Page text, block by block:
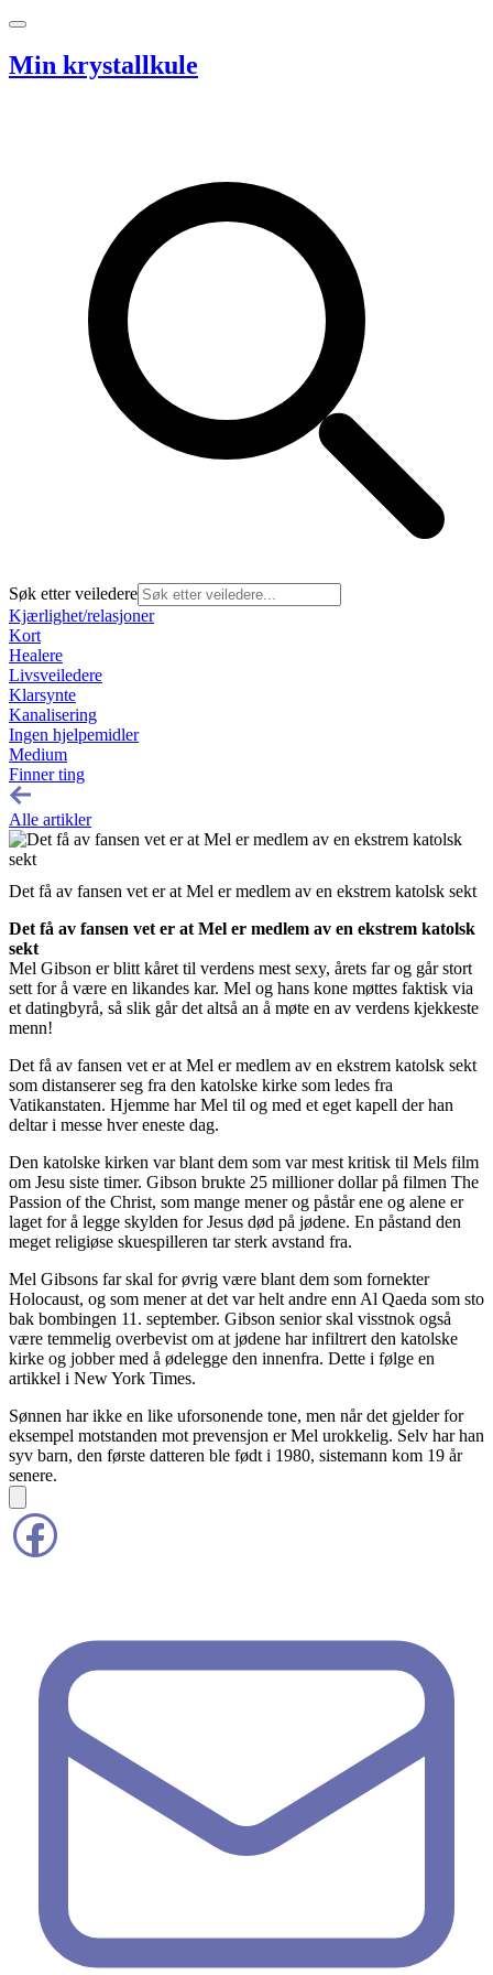
Hopp til innhold
Min krystallkule
Søk etter veiledere
Kjærlighet/relasjoner
Kort
Healere
Livsveiledere
Klarsynte
Kanalisering
Ingen hjelpemidler
Medium
Finner ting
Alle artikler
Det få av fansen vet er at Mel er medlem av en ekstrem katolsk sekt
Det få av fansen vet er at Mel er medlem av en ekstrem katolsk
sekt
Mel Gibson er blitt kåret til verdens mest sexy, årets far og går stort
sett for å være en likandes kar. Mel og hans kone møttes faktisk via
et datingbyrå, så slik går det altså an å møte en av verdens kjekkeste
menn!
Det få av fansen vet er at Mel er medlem av en ekstrem katolsk sekt
som distanserer seg fra den katolske kirke som ledes fra
Vatikanstaten. Hjemme har Mel til og med et eget kapell der han
deltar i messe hver eneste dag.
Den katolske kirken var blant dem som var mest kritisk til Mels film
om Jesu siste timer. Gibson brukte 25 millioner dollar på filmen The
Passion of the Christ, som mange mener og påstår ene og alene er
laget for å legge skylden for Jesus død på jødene. En påstand den
meget religiøse skuespilleren tar sterk avstand fra.
Mel Gibsons far skal for øvrig være blant dem som fornekter
Holocaust, og som mener at det var helt andre enn Al Qaeda som sto
bak bombingen 11. september. Gibson senior skal visstnok også
være temmelig overbevist om at jødene har infiltrert den katolske
kirke og jobber med å ødelegge den innenfra. Dette i følge en
artikkel i New York Times.
Sønnen har ikke en like uforsonende tone, men når det gjelder for
eksempel motstanden mot prevensjon er Mel urokkelig. Selv har han
syv barn, den første datteren ble født i 1980, sistemann kom 19 år
senere.